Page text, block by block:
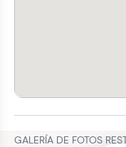
GALERÍA DE FOTOS